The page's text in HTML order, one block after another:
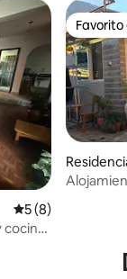
Calificación
5 (8)
cocina